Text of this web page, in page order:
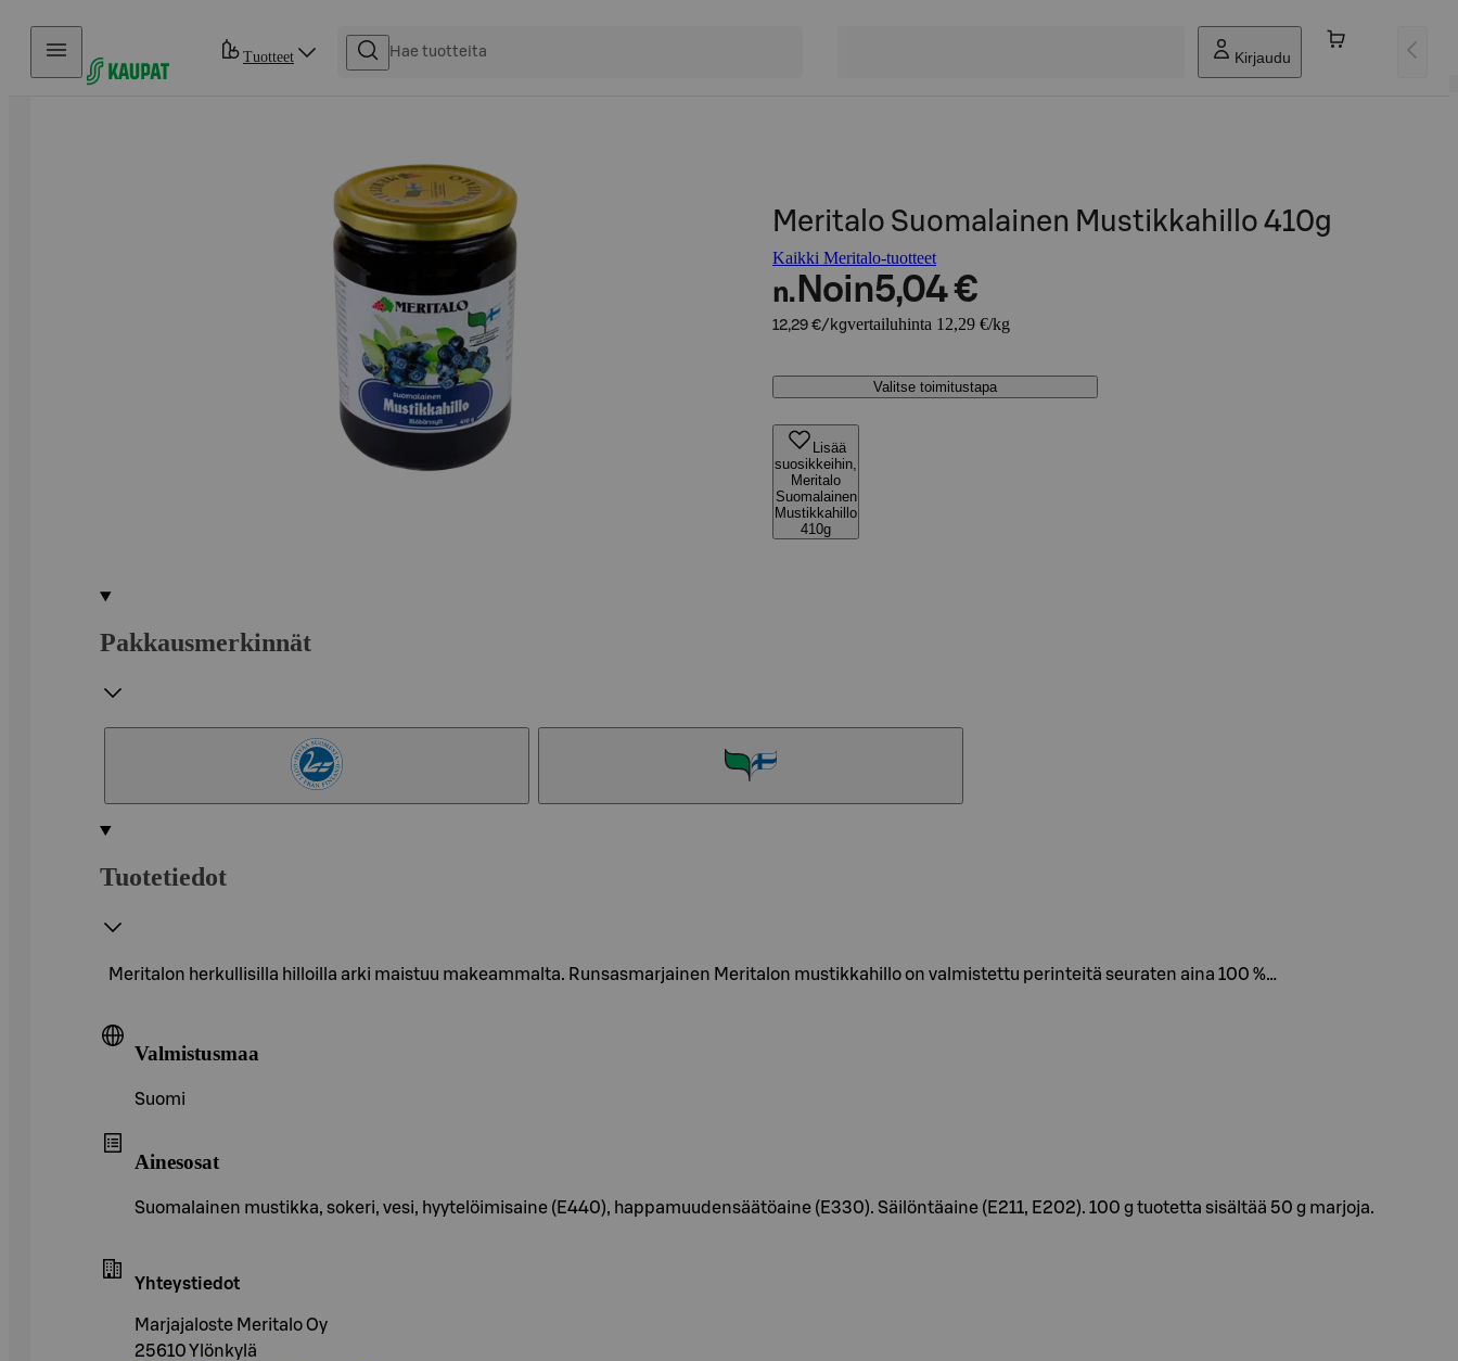
Hyppää sisältöön
Tuotteet Kirjaudu
Meritalo Suomalainen Mustikkahillo 410g
Kaikki Meritalo-tuotteet
n. Noin5,04 €
12,29 €/kgvertailuhinta 12,29 €/kg
Valitse toimitustapa
Lisää
suosikkeihin,
Meritalo
Suomalainen
Mustikkahillo
410g
Pakkausmerkinnät
Tuotetiedot
Meritalon herkullisilla hilloilla arki maistuu makeammalta. Runsasmarjainen Meritalon mustikkahillo on valmistettu perinteitä seuraten aina 100 %…
Valmistusmaa
Suomi
Ainesosat
Suomalainen mustikka, sokeri, vesi, hyytelöimisaine (E440), happamuudensäätöaine (E330). Säilöntäaine (E211, E202). 100 g tuotetta sisältää 50 g marjoja.
Yhteystiedot
Marjajaloste Meritalo Oy
25610 Ylönkylä